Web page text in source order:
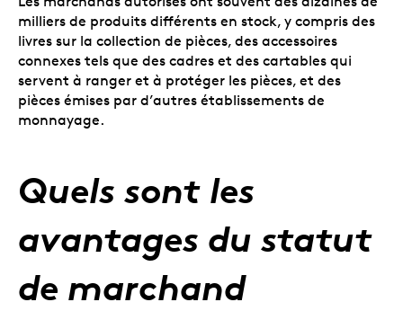
milliers de produits différents en stock, y compris des
livres sur la collection de pièces, des accessoires
connexes tels que des cadres et des cartables qui
servent à ranger et à protéger les pièces, et des
pièces émises par d’autres établissements de
monnayage.
Quels sont les
avantages du statut
de marchand